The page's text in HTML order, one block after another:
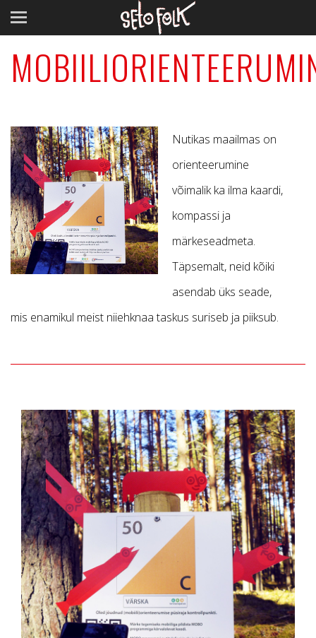
Nutikas maailmas on
orienteerumine
võimalik ka ilma kaardi,
kompassi ja
märkeseadmeta.
Täpsemalt, neid kõiki
asendab üks seade,
mis enamikul meist niiehknaa taskus suriseb ja piiksub.